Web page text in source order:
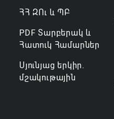
ՀՀ ԶՈւ և ՊԲ
PDF Տարբերակ և
Հատուկ Համարներ
Սյունյաց երկիր.
մշակութային